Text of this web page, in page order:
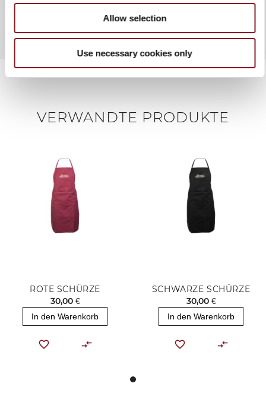
Allow selection
Use necessary cookies only
VERWANDTE PRODUKTE
ROTE SCHÜRZE
30,00 €
In den Warenkorb
SCHWARZE SCHÜRZE
30,00 €
In den Warenkorb